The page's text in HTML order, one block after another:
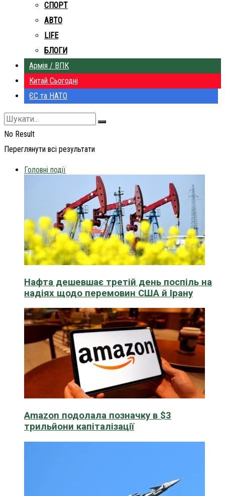
СПОРТ
АВТО
LIFE
БЛОГИ
Армія / ВПК
Китай Сьогодні
ЄС та НАТО
No Result
Переглянути всі результати
Головні події
Нафта дешевшає третій день поспіль на
надіях щодо перемовин США й Ірану
Amazon подолала позначку в $3
трильйони капіталізації